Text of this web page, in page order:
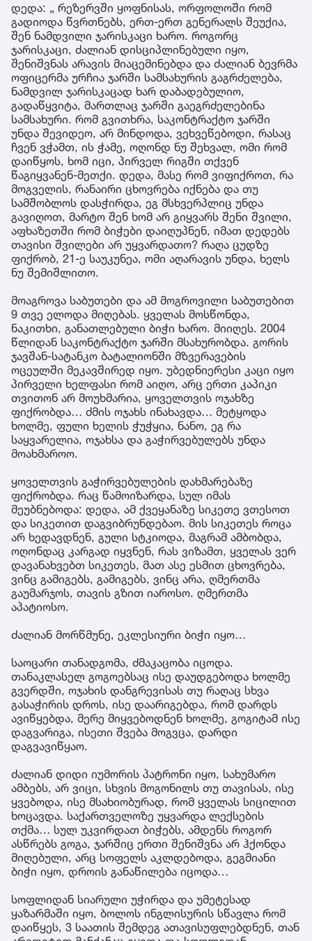
დედა: „ რეზერვში ყოფნისას, ორფოლოში რომ
გადიოდა წვრთნებს, ერთ-ერთ გენერალს შეუქია,
შენ ნამდვილი ჯარისკაცი ხარო. როგორც
ჯარისკაცი, ძალიან დისციპლინებული იყო,
შენიშვნას არავის მიაცემინებდა და ძალიან ბევრმა
ოფიცერმა ურჩია ჯარში სამსახურის გაგრძელება,
ნამდვილ ჯარისკაცად ხარ დაბადებულიო,
გადაწყვიტა, მართლაც ჯარში გაეგრძელებინა
სამსახური. რომ გვითხრა, საკონტრაქტო ჯარში
უნდა შევიდეო, არ მინდოდა, ვეხვეწებოდი, რასაც
ჩვენ ვჭამთ, ის ჭამე, ოღონდ ნუ შეხვალ, ომი რომ
დაიწყოს, ხომ იცი, პირველ რიგში თქვენ
წაგიყვანენ-მეთქი. დედა, მასე რომ ვიფიქროთ, რა
მოგველის, რანაირი ცხოვრება იქნება და თუ
სამშობლოს დასჭირდა, ეგ მსხვერპლიც უნდა
გავიღოთ, მარტო შენ ხომ არ გიყვარს შენი შვილი,
აფხაზეთში რომ ბიჭები დაიღუპნენ, იმათ დედებს
თავისი შვილები არ უყვარდათო? რაღა ცუდზე
ფიქრობ, 21-ე საუკუნეა, ომი აღარავის უნდა, ხელს
ნუ შემიშლითო.
მოაგროვა საბუთები და ამ მოგროვილი საბუთებით
9 თვე ელოდა მიღებას. ყველას მოსწონდა,
ნაკითხი, განათლებული ბიჭი ხარო. მიიღეს. 2004
წლიდან საკონტრაქტო ჯარში მსახურობდა. გორის
ჯავშან-სატანკო ბატალიონში მზვერავების
ოცეულში მეკავშირედ იყო. უბედნიერესი კაცი იყო
პირველი ხელფასი რომ აიღო, არც ერთი კაპიკი
თვითონ არ მოუხმარია, ყოველთვის ოჯახზე
ფიქრობდა… ძმის ოჯახს ინახავდა… მეტყოდა
ხოლმე, ფული ხელის ჭუჭყია, ნანო, ეგ რა
საყვარელია, ოჯახსა და გაჭირვებულებს უნდა
მოახმაროო.
ყოველთვის გაჭირვებულების დახმარებაზე
ფიქრობდა. რაც წამოიზარდა, სულ იმას
მეუბნებოდა: დედა, ამ ქვეყანაზე სიკეთე ვთესოთ
და სიკეთით დაგვიბრუნდებაო. მის სიკეთეს როცა
არ ხედავდნენ, გული სტკიოდა, მაგრამ ამბობდა,
ოღონდაც კარგად იყვნენ, რას ვიზამთ, ყველას ვერ
დავანახვებთ სიკეთეს, მათ ასე ესმით ცხოვრება,
ვინც გამიგებს, გამიგებს, ვინც არა, ღმერთმა
გაუმარჯოს, თავის გზით იაროსო. ღმერთმა
აპატიოსო.
ძალიან მორწმუნე, ეკლესიური ბიჭი იყო…
საოცარი თანადგომა, ძმაკაცობა იცოდა.
თანაკლასელ გოგოებსაც ისე დაუდგებოდა ხოლმე
გვერდში, ოჯახის დანგრევისას თუ რაღაც სხვა
გასაჭირის დროს, ისე დაარიგებდა, რომ დარდს
ავიწყებდა, მერე მიყვებოდნენ ხოლმე, გოგიტამ ისე
დაგვარიგა, ისეთი შვება მოგვცა, დარდი
დაგვავიწყაო.
ძალიან დიდი იუმორის პატრონი იყო, სახუმარო
ამბებს, არ ვიცი, სხვის მოგონილს თუ თავისას, ისე
ყვებოდა, ისე მსახიობურად, რომ ყველას სიცილით
ხოცავდა. საქართველოზე უყვარდა ლექსების
თქმა… სულ უკვირდათ ბიჭებს, ამდენს როგორ
ასწრებს გოგა, ჯარშიც ერთი შენიშვნა არ ჰქონდა
მიღებული, არც სოფელს აკლდებოდა, გეგმიანი
ბიჭი იყო, დროის განაწილება იცოდა…
სოფლიდან სიარული უჭირდა და უმეტესად
ყაზარმაში იყო, ბოლოს ინგლისურის სწავლა რომ
დაიწყეს, 3 საათის შემდეგ ათავისუფლებდნენ, თან